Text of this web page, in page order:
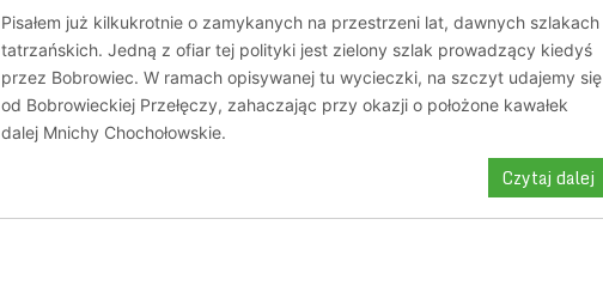
Pisałem już kilkukrotnie o zamykanych na przestrzeni lat, dawnych szlakach
tatrzańskich. Jedną z ofiar tej polityki jest zielony szlak prowadzący kiedyś
przez Bobrowiec. W ramach opisywanej tu wycieczki, na szczyt udajemy się
od Bobrowieckiej Przełęczy, zahaczając przy okazji o położone kawałek
dalej Mnichy Chochołowskie.
Czytaj dalej